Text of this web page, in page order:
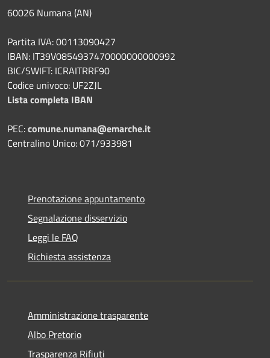
60026 Numana (AN)
Partita IVA: 00113090427
IBAN: IT39V0854937470000000000992
BIC/SWIFT: ICRAITRRF90
Codice univoco: UF2ZJL
Lista completa IBAN
PEC:comune.numana@emarche.it
Centralino Unico: 071/933981
Prenotazione appuntamento
Segnalazione disservizio
Leggi le FAQ
Richiesta assistenza
Amministrazione trasparente
Albo Pretorio
Trasparenza Rifiuti